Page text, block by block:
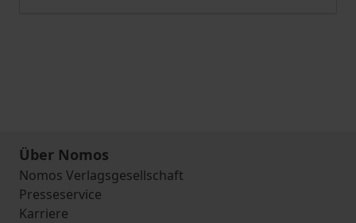
Über Nomos
Nomos Verlagsgesellschaft
Presseservice
Karriere